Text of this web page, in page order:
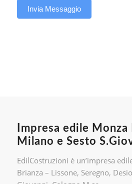
Invia Messaggio
Impresa edile Monza
Milano e Sesto
EdilCostruzioni è un’impresa
Brianza – Lissone, Seregno,